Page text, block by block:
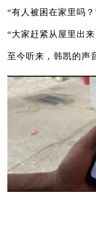
“有人被困在家里吗？
“大家赶紧从屋里出
至今听来，韩凯的声